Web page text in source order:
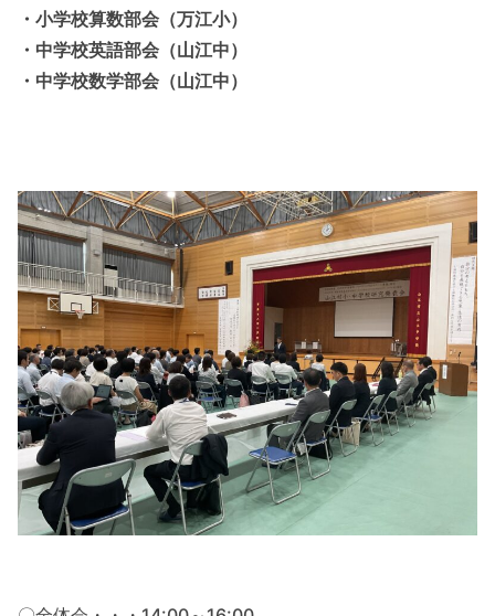
・小学校算数部会（万江小）
・中学校英語部会（山江中）
・中学校数学部会（山江中）